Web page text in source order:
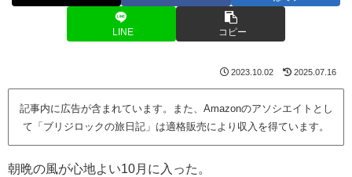
LINE コピー
2023.10.02 2025.07.16
記事内に広告が含まれています。また、Amazonのアソシエイトとし
て「ブリジロックの旅日記」は適格販売により収入を得ています。
朝晩の風が心地よい10月に入った。